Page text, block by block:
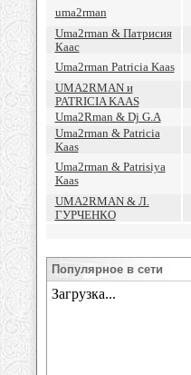
uma2rman
Uma2rman & Патрисия
Каас
Uma2rman Patricia Kaas
UMA2RMAN и
PATRICIA KAAS
Uma2Rman & Dj G.A
Uma2rman & Patricia
Kaas
Uma2rman & Patrisiya
Kaas
UMA2RMAN & Л.
ГУРЧЕНКО
Популярное в сети